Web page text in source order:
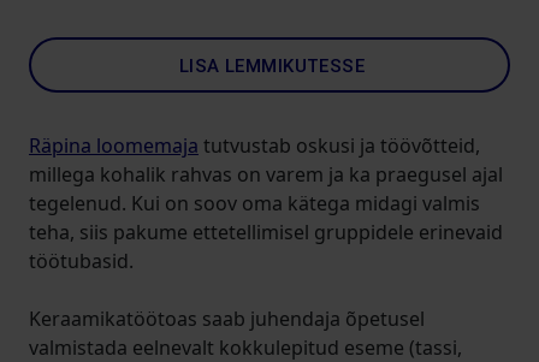
LISA LEMMIKUTESSE
Räpina loomemaja tutvustab oskusi ja töövõtteid,
millega kohalik rahvas on varem ja ka praegusel ajal
tegelenud. Kui on soov oma kätega midagi valmis
teha, siis pakume ettetellimisel gruppidele erinevaid
töötubasid.
Keraamikatöötoas saab juhendaja õpetusel
valmistada eelnevalt kokkulepitud eseme (tassi,